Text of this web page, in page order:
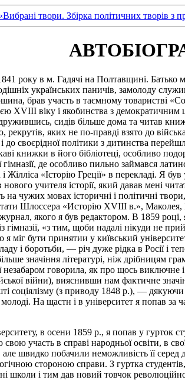
твори. Збірка політичних творів з
року в м. Гадячі на Полтавщині. Батько
українських паничів, замолоду
брав участь в таємному
XVIII віку і якобинства з
сидів більше дома та читав
яких не по-правді взято до
до своєрідної політики з дитинства
книжки в його бібліотеці, особливо
гімназії, де особливо пильно займався
Жілліса «Історію Греції» в перекладі. Я
учителя історії, який давав мені
на чужих мовах історичні і політичні
Шлоссера «Исторію XVIII в.», Маколея,
якого я був редактором. В 1859 році,
гімназії, «з тим, щоби надалі нікуди не
я міг бути принятии у київський
і боротьби, — річ дуже рідка в Росії і
значіння літературі, ніж дрібницям
говорила, як про щось виключне
війни), вияснивши нам фактичне
соціялізму (з приводу 1848 р.), —
молоді. На щастн і в університет я попав
в осени 1859 р., я попав у гурток
свою участь в справі народньої освіти, в
швидко побачили неможливість її серед
стороною справи. З гуртка
школи і тим дав новий товчок